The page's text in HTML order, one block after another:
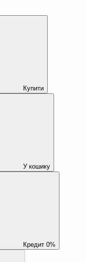
Купити
У кошику
Кредит 0%